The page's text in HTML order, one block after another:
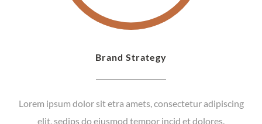
Brand Strategy
Lorem ipsum dolor sit etra amets, consectetur adipiscing
elit, sedips do eiusmod tempor incid et dolores.